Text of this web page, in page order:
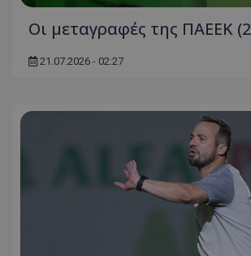
Οι μεταγραφές της ΠΑΕΕΚ
21.07.2026 - 02:27